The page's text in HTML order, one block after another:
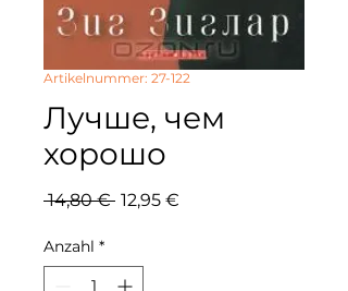
Artikelnummer: 27-122
Лучше, чем
хорошо
14,80 € Standardpreis
12,95 €
Anzahl *